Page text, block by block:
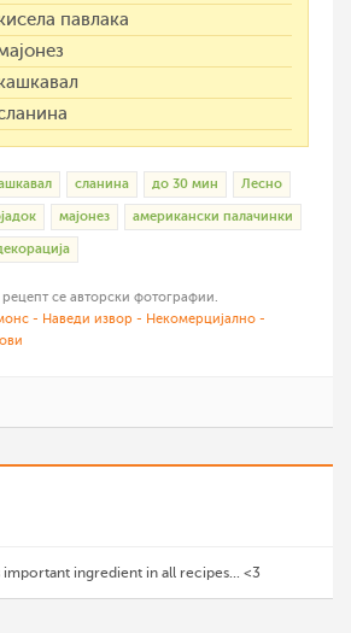
павлака
сланина до 30 мин Лесно
мајонез американски палачинки
се авторски фотографии.
- Наведи извор - Некомерцијално -
ingredient in all recipes... <3